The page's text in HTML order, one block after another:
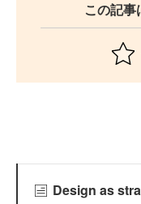
この記事
Design as